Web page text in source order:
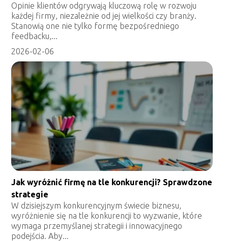
Opinie klientów odgrywają kluczową rolę w rozwoju
każdej firmy, niezależnie od jej wielkości czy branży.
Stanowią one nie tylko formę bezpośredniego
feedbacku,...
2026-02-06
Jak wyróżnić firmę na tle konkurencji? Sprawdzone
strategie
W dzisiejszym konkurencyjnym świecie biznesu,
wyróżnienie się na tle konkurencji to wyzwanie, które
wymaga przemyślanej strategii i innowacyjnego
podejścia. Aby...